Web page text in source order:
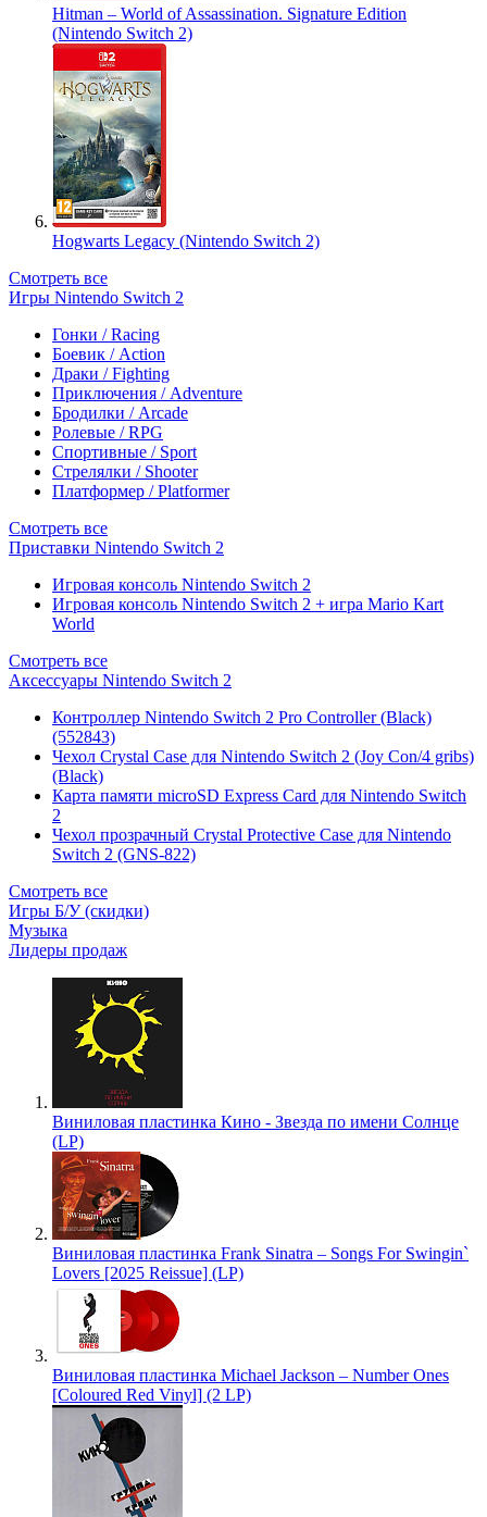
Hitman – World of Assassination. Signature Edition
(Nintendo Switch 2)
Hogwarts Legacy (Nintendo Switch 2)
Смотреть все
Игры Nintendo Switch 2
Гонки / Racing
Боевик / Action
Драки / Fighting
Приключения / Adventure
Бродилки / Arcade
Ролевые / RPG
Спортивные / Sport
Стрелялки / Shooter
Платформер / Platformer
Смотреть все
Приставки Nintendo Switch 2
Игровая консоль Nintendo Switch 2
Игровая консоль Nintendo Switch 2 + игра Mario Kart
World
Смотреть все
Аксессуары Nintendo Switch 2
Контроллер Nintendo Switch 2 Pro Controller (Black)
(552843)
Чехол Сrystal Сase для Nintendo Switch 2 (Joy Con/4 gribs)
(Black)
Карта памяти microSD Express Card для Nintendo Switch
2
Чехол прозрачный Crystal Protective Case для Nintendo
Switch 2 (GNS-822)
Смотреть все
Игры Б/У (скидки)
Музыка
Лидеры продаж
Виниловая пластинка Кино - Звезда по имени Солнце
(LP)
Виниловая пластинка Frank Sinatra – Songs For Swingin`
Lovers [2025 Reissue] (LP)
Виниловая пластинка Michael Jackson – Number Ones
[Coloured Red Vinyl] (2 LP)